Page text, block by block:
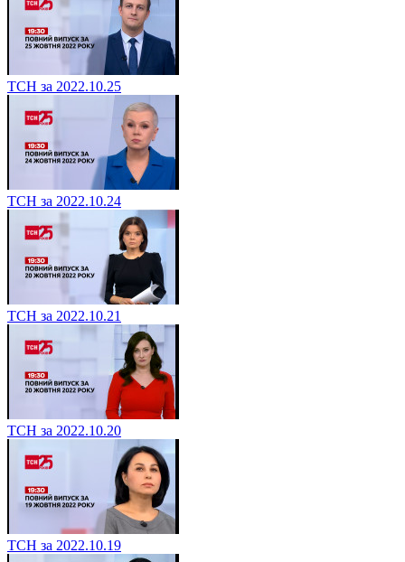
ТСН за 2022.10.25
ТСН за 2022.10.24
ТСН за 2022.10.21
ТСН за 2022.10.20
ТСН за 2022.10.19